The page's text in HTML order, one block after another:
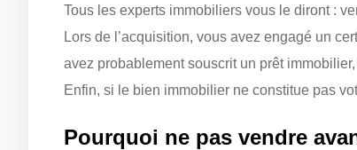
Tous les experts immobiliers vous le diront :
Lors de l’acquisition, vous avez engagé un
avez probablement souscrit un prêt
Enfin, si le bien immobilier ne constitue pas
Pourquoi ne pas vendre